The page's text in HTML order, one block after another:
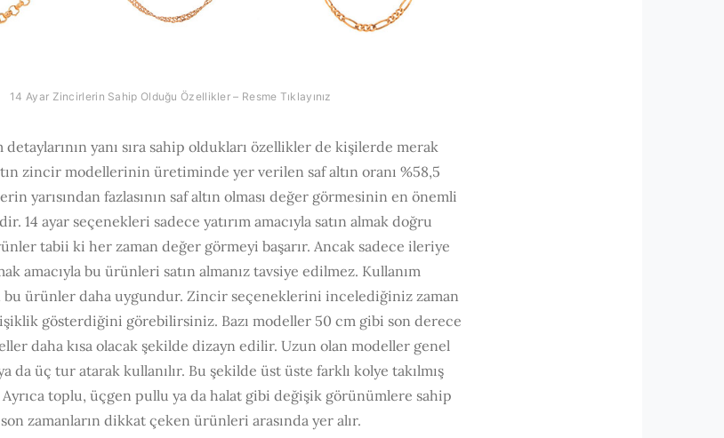
14 Ayar Zincirlerin Sahip Olduğu Özellikler – Resme Tıklayınız
yanı sıra sahip oldukları özellikler de kişilerde merak
zincir modellerinin üretiminde yer verilen saf altın oranı %58,5
yarısından fazlasının saf altın olması değer görmesinin en önemli
14 ayar seçenekleri sadece yatırım amacıyla satın almak doğru
tabii ki her zaman değer görmeyi başarır. Ancak sadece ileriye
amacıyla bu ürünleri satın almanız tavsiye edilmez. Kullanım
bu ürünler daha uygundur. Zincir seçeneklerini incelediğiniz zaman
gösterdiğini görebilirsiniz. Bazı modeller 50 cm gibi son derece
daha kısa olacak şekilde dizayn edilir. Uzun olan modeller genel
da üç tur atarak kullanılır. Bu şekilde üst üste farklı kolye takılmış
toplu, üçgen pullu ya da halat gibi değişik görünümlere sahip
zamanların dikkat çeken ürünleri arasında yer alır.